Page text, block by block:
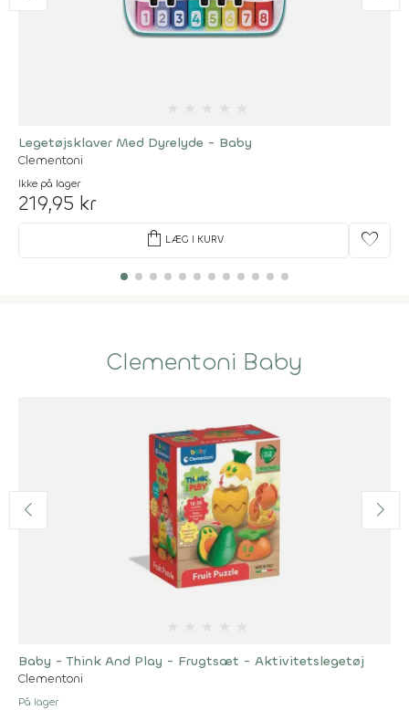
Legetøjsklaver Med Dyrelyde - Baby
Clementoni
Ikke på lager
219,95 kr
shopping_bag LÆG I KURV favorite
Clementoni Baby
Baby - Think And Play - Frugtsæt - Aktivitetslegetøj
Clementoni
På lager